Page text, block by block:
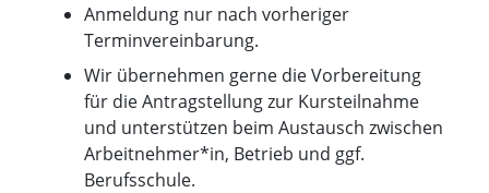
Anmeldung nur nach vorheriger
Terminvereinbarung.
Wir übernehmen gerne die Vorbereitung
für die Antragstellung zur Kursteilnahme
und unterstützen beim Austausch zwischen
Arbeitnehmer*in, Betrieb und ggf.
Berufsschule.